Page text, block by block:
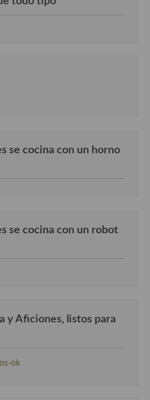
se cocina con un horno
se cocina con un robot
y Aficiones, listos para